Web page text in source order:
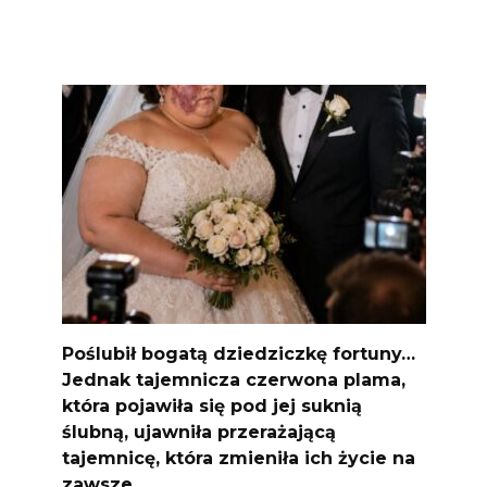
Poślubił bogatą dziedziczkę fortuny…
Jednak tajemnicza czerwona plama,
która pojawiła się pod jej suknią
ślubną, ujawniła przerażającą
tajemnicę, która zmieniła ich życie na